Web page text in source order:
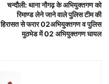
चन्दौली: थाना नौगढ़ के अभियुक्तगण को
रिमाण्ड लेने जाने वाले पुलिस टीम की
हिरासत से फरार 02अभियुक्तगण व पुलिस
मुठभेड में 02 अभियुक्तगण घायल